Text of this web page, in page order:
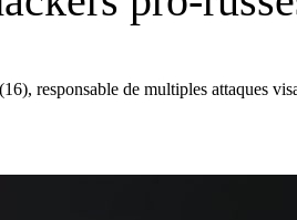
responsable de multiples attaques